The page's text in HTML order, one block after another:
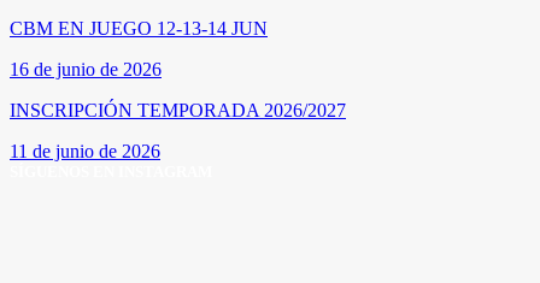
CBM EN JUEGO 12-13-14 JUN
16 de junio de 2026
INSCRIPCIÓN TEMPORADA 2026/2027
11 de junio de 2026